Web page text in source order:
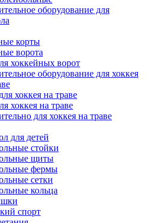
оборудование для
корты
ворота
хоккейных ворот
оборудование для хоккея
хоккея на траве
хоккея на траве
для хоккея на траве
для детей
стойки
щиты
фермы
сетки
кольца
спорт